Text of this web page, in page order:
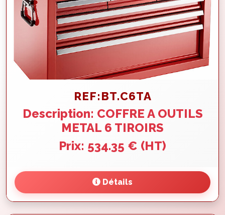
REF:BT.C6TA
Description: COFFRE A OUTILS
METAL 6 TIROIRS
Prix: 534.35 € (HT)
Détails